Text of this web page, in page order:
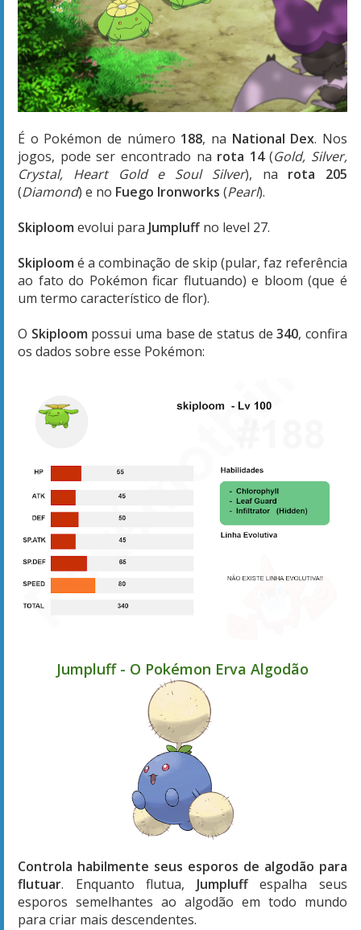
É o Pokémon de número 188, na National Dex. Nos
jogos, pode ser encontrado na rota 14(Gold, Silver,
Crystal, Heart Gold e Soul Silver), na rota 205
(Diamond) e no Fuego Ironworks (Pearl).
Skiploom evolui para Jumpluffno level 27.
Skiploomé a combinação de skip (pular, faz referência
ao fato do Pokémon ficar flutuando) e bloom (que é
um termo característico de flor).
O Skiploom possui uma base de status de340, confira
os dados sobre esse Pokémon:
Jumpluff - O Pokémon Erva Algodão
Controla habilmente seus esporos de algodão para
flutuar. Enquanto flutua, Jumpluffespalha seus
esporos semelhantes ao algodão em todo mundo
para criar mais descendentes.